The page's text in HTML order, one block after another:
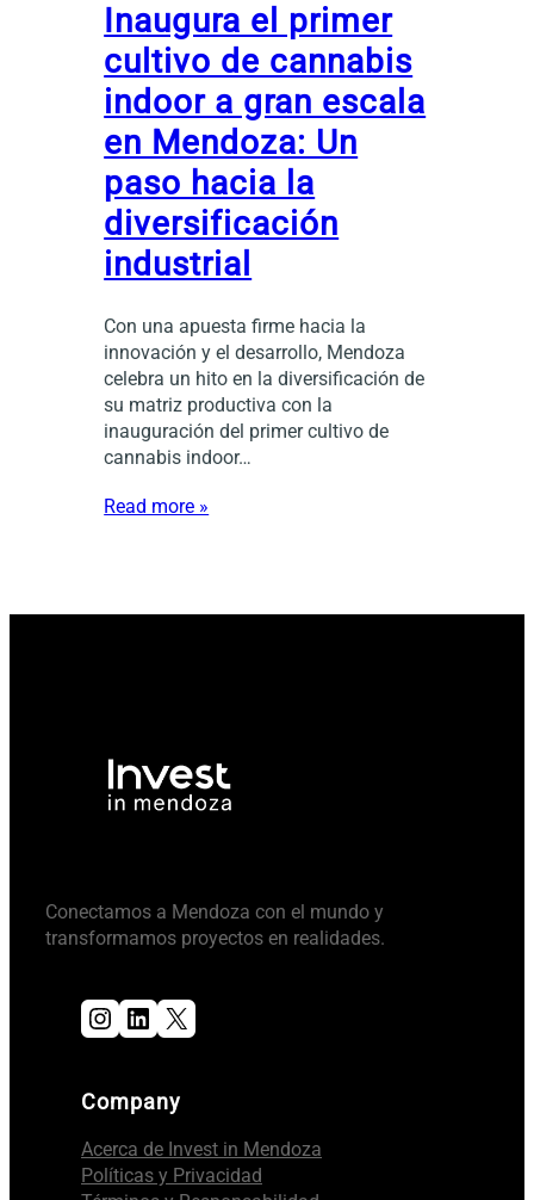
Inaugura el primer
cultivo de cannabis
indoor a gran escala
en Mendoza: Un
paso hacia la
diversificación
industrial
Con una apuesta firme hacia la
innovación y el desarrollo, Mendoza
celebra un hito en la diversificación de
su matriz productiva con la
inauguración del primer cultivo de
cannabis indoor…
Read more »
Conectamos a Mendoza con el mundo y
transformamos proyectos en realidades.
Instagram LinkedIn X
Company
Acerca de Invest in Mendoza
Políticas y Privacidad